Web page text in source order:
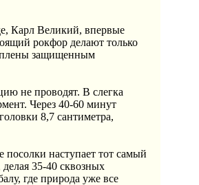
Карл Великий, впервые
рокфор делают только
защищенным
не проводят. В слегка
Через 40-60 минут
8,7 сантиметра,
посолки наступает тот самый
35-40 сквозных
где природа уже все